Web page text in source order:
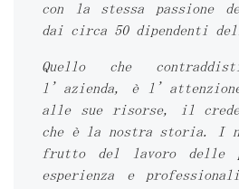
con la stessa passione
dai circa 50 dipendenti
Quello che
l’azienda, è
alle sue risorse, il
che è la nostra storia. I
frutto del lavoro delle
esperienza e